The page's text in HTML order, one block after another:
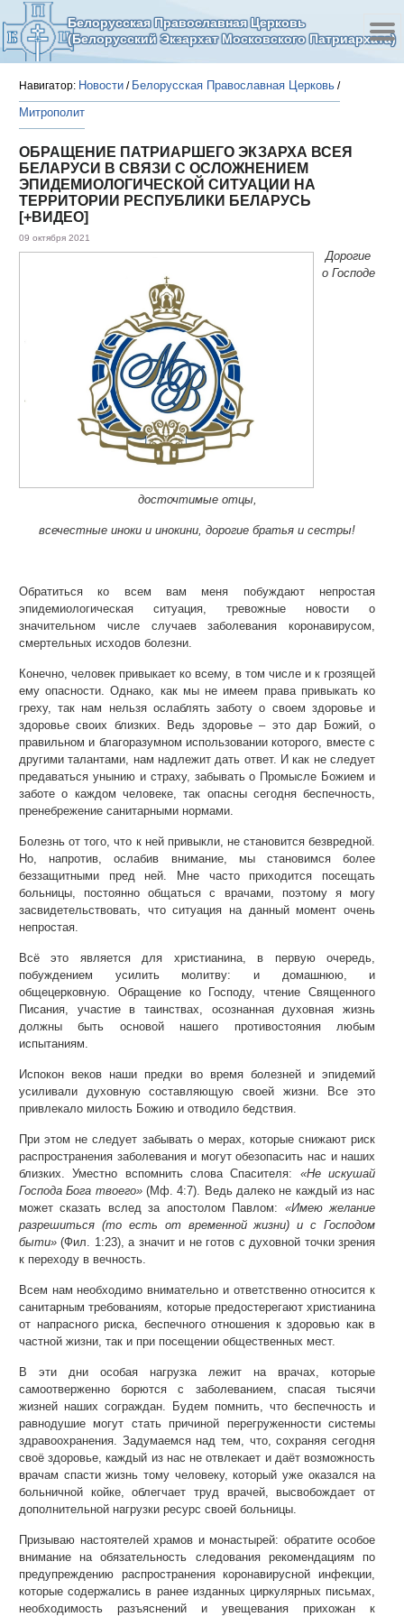
Белорусская Православная Церковь
(Белорусский Экзархат Московского Патриархата)
Навигатор: Новости / Белорусская Православная Церковь /
Митрополит
ОБРАЩЕНИЕ ПАТРИАРШЕГО ЭКЗАРХА ВСЕЯ
БЕЛАРУСИ В СВЯЗИ С ОСЛОЖНЕНИЕМ
ЭПИДЕМИОЛОГИЧЕСКОЙ СИТУАЦИИ НА
ТЕРРИТОРИИ РЕСПУБЛИКИ БЕЛАРУСЬ
[+ВИДЕО]
09 октября 2021
Дорогие
о Господе
досточтимые отцы,
всечестные иноки и инокини, дорогие братья и сестры!
Обратиться ко всем вам меня побуждают непростая
эпидемиологическая ситуация, тревожные новости о
значительном числе случаев заболевания коронавирусом,
смертельных исходов болезни.
Конечно, человек привыкает ко всему, в том числе и к грозящей
ему опасности. Однако, как мы не имеем права привыкать ко
греху, так нам нельзя ослаблять заботу о своем здоровье и
здоровье своих близких. Ведь здоровье – это дар Божий, о
правильном и благоразумном использовании которого, вместе с
другими талантами, нам надлежит дать ответ. И как не следует
предаваться унынию и страху, забывать о Промысле Божием и
заботе о каждом человеке, так опасны сегодня беспечность,
пренебрежение санитарными нормами.
Болезнь от того, что к ней привыкли, не становится безвредной.
Но, напротив, ослабив внимание, мы становимся более
беззащитными пред ней. Мне часто приходится посещать
больницы, постоянно общаться с врачами, поэтому я могу
засвидетельствовать, что ситуация на данный момент очень
непростая.
Всё это является для христианина, в первую очередь,
побуждением усилить молитву: и домашнюю, и
общецерковную. Обращение ко Господу, чтение Священного
Писания, участие в таинствах, осознанная духовная жизнь
должны быть основой нашего противостояния любым
испытаниям.
Испокон веков наши предки во время болезней и эпидемий
усиливали духовную составляющую своей жизни. Все это
привлекало милость Божию и отводило бедствия.
При этом не следует забывать о мерах, которые снижают риск
распространения заболевания и могут обезопасить нас и наших
близких. Уместно вспомнить слова Спасителя: «Не искушай
Господа Бога твоего»(Мф. 4:7). Ведь далеко не каждый из нас
может сказать вслед за апостолом Павлом: «Имею желание
разрешиться (то есть от временной жизни) и с Господом
быти» (Фил. 1:23), а значит и не готов с духовной точки зрения
к переходу в вечность.
Всем нам необходимо внимательно и ответственно относится к
санитарным требованиям, которые предостерегают христианина
от напрасного риска, беспечного отношения к здоровью как в
частной жизни, так и при посещении общественных мест.
В эти дни особая нагрузка лежит на врачах, которые
самоотверженно борются с заболеванием, спасая тысячи
жизней наших сограждан. Будем помнить, что беспечность и
равнодушие могут стать причиной перегруженности системы
здравоохранения. Задумаемся над тем, что, сохраняя сегодня
своё здоровье, каждый из нас не отвлекает и даёт возможность
врачам спасти жизнь тому человеку, который уже оказался на
больничной койке, облегчает труд врачей, высвобождает от
дополнительной нагрузки ресурс своей больницы.
Призываю настоятелей храмов и монастырей: обратите особое
внимание на обязательность следования рекомендациям по
предупреждению распространения коронавирусной инфекции,
которые содержались в ранее изданных циркулярных письмах,
необходимость разъяснений и увещевания прихожан к